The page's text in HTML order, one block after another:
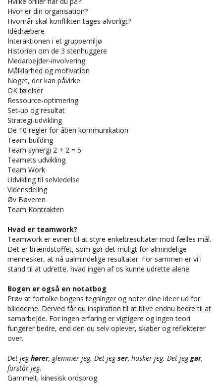
Hvor er din organisation?
Hvornår skal konflikten tages alvorligt?
Idédræbere
Interaktionen i et gruppemiljø
Historien om de 3 stenhuggere
Medarbejder-involvering
Målklarhed og motivation
Noget, der kan påvirke
OK følelser
Ressource-optimering
Set-up og resultat
Strategi-udvikling
De 10 regler for åben kommunikation
Team-building
Team synergi 2 + 2 = 5
Teamets udvikling
Team Work
Udvikling til selvledelse
Vidensdeling
Øv Bøveren
Team Kontrakten
Hvad er teamwork?
Teamwork er evnen til at styre enkeltresultater mod fælles mål.
Det er brændstoffet, som gør det muligt for almindelige
mennesker, at nå ualmindelige resultater. For sammen er vi i
stand til at udrette, hvad ingen af os kunne udrette alene.
Bogen er også en notatbog
Prøv at fortolke bogens tegninger og noter dine ideer ud for
billederne. Derved får du inspiration til at blive endnu bedre til at
samarbejde. For ingen erfaring er vigtigere og ingen teori
fungerer bedre, end den du selv oplever, skaber og reflekterer
over.
Det jeghører, glemmer jeg. Det jegser, husker jeg. Det jeggør,
forstår jeg.
Gammelt, kinesisk ordsprog